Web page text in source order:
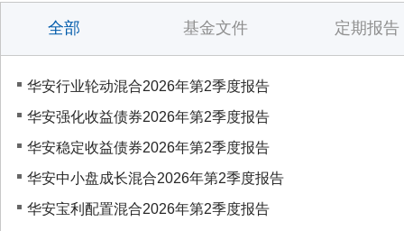
全部 基金文件 定期报告
华安行业轮动混合2026年第2季度报告
华安强化收益债券2026年第2季度报告
华安稳定收益债券2026年第2季度报告
华安中小盘成长混合2026年第2季度报告
华安宝利配置混合2026年第2季度报告